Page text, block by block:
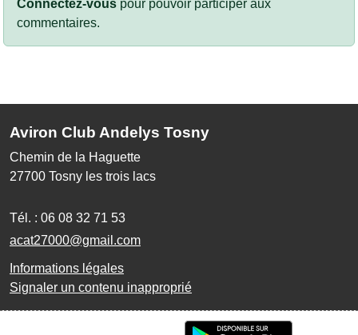
Connectez-vous pour pouvoir participer aux
commentaires.
Aviron Club Andelys Tosny
Chemin de la Haguette
27700 Tosny les trois lacs
Tél. : 06 08 32 71 53
acat27000@gmail.com
Informations légales
Signaler un contenu inapproprié